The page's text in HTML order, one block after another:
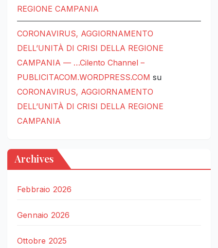
REGIONE CAMPANIA
CORONAVIRUS, AGGIORNAMENTO
DELL’UNITÀ DI CRISI DELLA REGIONE
CAMPANIA — …Cilento Channel –
PUBLICITACOM.WORDPRESS.COM su
CORONAVIRUS, AGGIORNAMENTO
DELL’UNITÀ DI CRISI DELLA REGIONE
CAMPANIA
Archives
Febbraio 2026
Gennaio 2026
Ottobre 2025